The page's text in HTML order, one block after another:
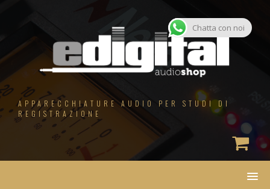
APPARECCHIATURE AUDIO PER STUDI DI
REGISTRAZIONE
Chatta con noi